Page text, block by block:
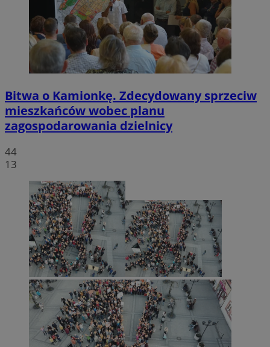
Bitwa o Kamionkę. Zdecydowany sprzeciw
mieszkańców wobec planu
zagospodarowania dzielnicy
44
13